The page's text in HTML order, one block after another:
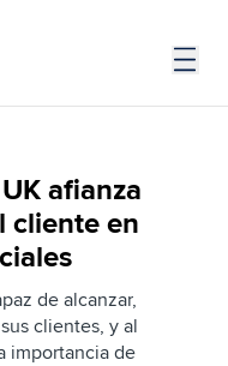
afianza
cliente en
de alcanzar,
clientes, y al
importancia de